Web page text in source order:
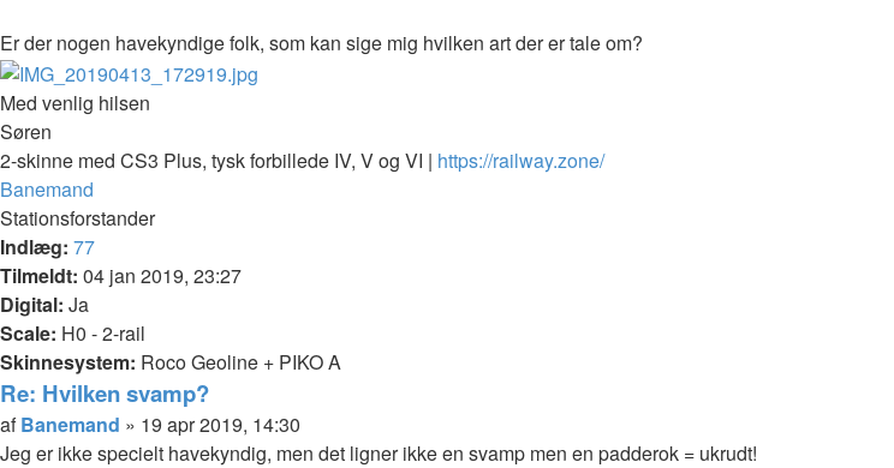
Er der nogen havekyndige folk, som kan sige mig hvilken art der er tale om?
Med venlig hilsen
Søren
2-skinne med CS3 Plus, tysk forbillede IV, V og VI | https://railway.zone/
Top
Banemand
Stationsforstander
Indlæg: 77
Tilmeldt: 04 jan 2019, 23:27
Digital: Ja
Scale: H0 - 2-rail
Skinnesystem: Roco Geoline + PIKO A
Re: Hvilken svamp?
Citer
Indlæg
afBanemand » 19 apr 2019, 14:30
Jeg er ikke specielt havekyndig, men det ligner ikke en svamp men en padderok = ukrudt!